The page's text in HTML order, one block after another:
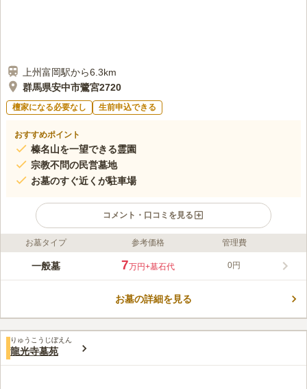
上州富岡駅から6.3km
群馬県安中市鷺宮2720
檀家になる必要なし 生前申込できる
おすすめポイント
榛名山を一望できる霊園
宗教不問の民営墓地
お墓のすぐ近くが駐車場
コメント・口コミを見る
ライフドット編集部のコメント
安中市の郊外にあり、こちらの墓地から榛名山をはじめ連なる
りに訪れるたびに心を和ませてくれることでしょう。 施設とし
口コミ評価
この霊園はまだ誰からも評価されていません。
お墓タイプ 参考価格 管理費
一般墓 7万円+墓石代 0円
お墓の詳細を見る
りゅうこうじぼえん
龍光寺墓苑